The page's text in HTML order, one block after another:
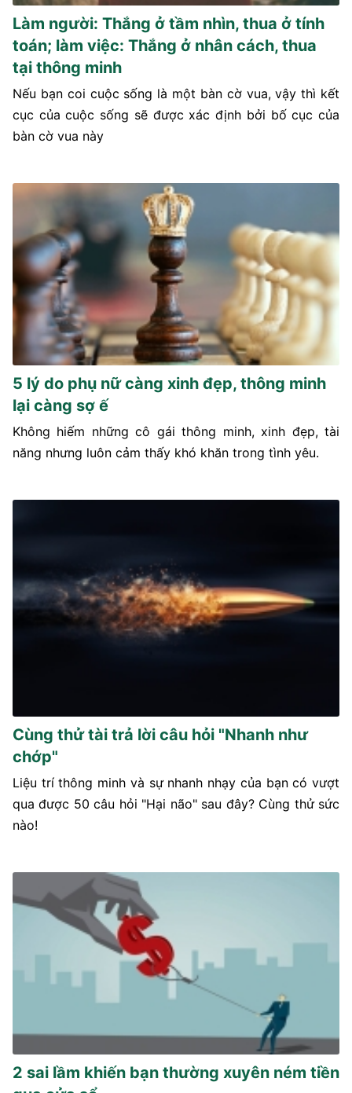
Làm người: Thắng ở tầm nhìn, thua ở tính
toán; làm việc: Thắng ở nhân cách, thua
tại thông minh
Nếu bạn coi cuộc sống là một bàn cờ vua, vậy thì kết
cục của cuộc sống sẽ được xác định bởi bố cục của
bàn cờ vua này
5 lý do phụ nữ càng xinh đẹp, thông minh
lại càng sợ ế
Không hiếm những cô gái thông minh, xinh đẹp, tài
năng nhưng luôn cảm thấy khó khăn trong tình yêu.
Cùng thử tài trả lời câu hỏi "Nhanh như
chớp"
Liệu trí thông minh và sự nhanh nhạy của bạn có vượt
qua được 50 câu hỏi "Hại não" sau đây? Cùng thử sức
nào!
2 sai lầm khiến bạn thường xuyên ném tiền